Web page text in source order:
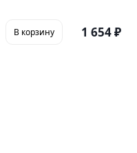
В корзину 1 654₽